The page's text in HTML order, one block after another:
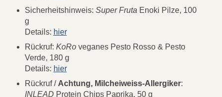
Sicherheitshinweis: Super Fruta Enoki Pilze, 100
g
Details: hier
Rückruf: KoRoveganes Pesto Rosso & Pesto
Verde, 180 g
Details: hier
Rückruf / Achtung, Milcheiweiss-Allergiker:
INLEAD Protein Chips Paprika, 50 g